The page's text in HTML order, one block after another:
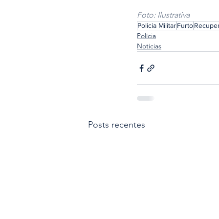
Foto: Ilustrativa
Policia MilitarFurto
Polícia
Noticias
Posts recentes